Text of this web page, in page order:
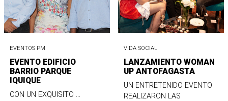
EVENTOS PM
EVENTO EDIFICIO
BARRIO PARQUE
IQUIQUE
CON UN EXQUISITO ...
VIDA SOCIAL
LANZAMIENTO WOMAN
UP ANTOFAGASTA
UN ENTRETENIDO EVENTO
REALIZARON LAS